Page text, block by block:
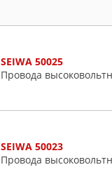
SEIWA 50025
Провода
SEIWA 50023
Провода